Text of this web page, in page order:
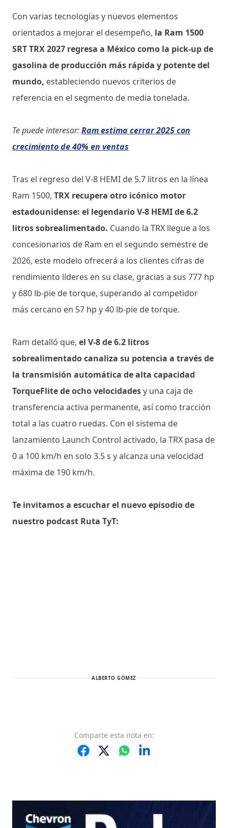
Con varias tecnologías y nuevos elementos
orientados a mejorar el desempeño, la Ram 1500
SRT TRX 2027 regresa a México como la pick-up de
gasolina de producción más rápida y potente del
mundo, estableciendo nuevos criterios de
referencia en el segmento de media tonelada.
Te puede interesar:Ram estima cerrar 2025 con
crecimiento de 40% en ventas
Tras el regreso del V-8 HEMI de 5.7 litros en la línea
Ram 1500, TRX recupera otro icónico motor
estadounidense: el legendario V-8 HEMI de 6.2
litros sobrealimentado. Cuando la TRX llegue a los
concesionarios de Ram en el segundo semestre de
2026, este modelo ofrecerá a los clientes cifras de
rendimiento líderes en su clase, gracias a sus 777 hp
y 680 lb-pie de torque, superando al competidor
más cercano en 57 hp y 40 lb-pie de torque.
Ram detalló que, el V-8 de 6.2 litros
sobrealimentado canaliza su potencia a través de
la transmisión automática de alta capacidad
TorqueFlite de ocho velocidadesy una caja de
transferencia activa permanente, así como tracción
total a las cuatro ruedas. Con el sistema de
lanzamiento Launch Control activado, la TRX pasa de
0 a 100 km/h en solo 3.5 s y alcanza una velocidad
máxima de 190 km/h.
Te invitamos a escuchar el nuevo episodio de
nuestro podcast Ruta TyT:
ALBERTO GÓMEZ
Comparte esta nota en: